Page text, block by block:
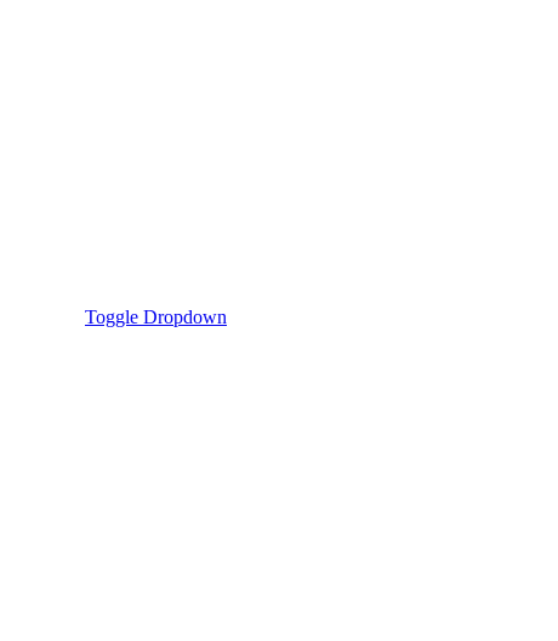
Toggle Dropdown